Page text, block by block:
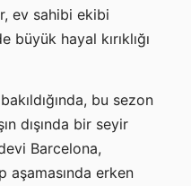
ev sahibi ekibi
büyük hayal kırıklığı
bu sezon
dışında bir seyir
Barcelona,
aşamasında erken